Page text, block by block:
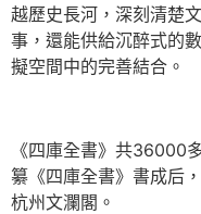
越歷史長河，深刻清楚
事，還能供給沉醉式的
擬空間中的完善結合。
《四庫全書》共36000
纂《四庫全書》書成后
杭州文瀾閣。